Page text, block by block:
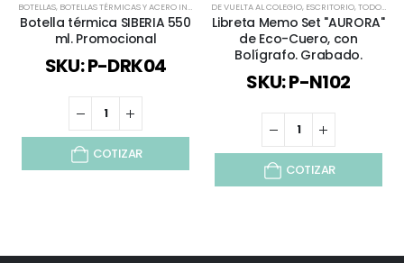
BOTELLAS, BOTELLAS TÉRMICAS Y ACERO INOX ECOLÓGICOS Y SUSTENTABLES,TODOS
Botella térmica SIBERIA 550
ml. Promocional
SKU: P-DRK04
COTIZAR
DE VUELTA AL COLEGIO, ESCRITORIO,TODOS
Libreta Memo Set "AURORA"
de Eco-Cuero, con
Bolígrafo. Grabado.
SKU: P-N102
COTIZAR